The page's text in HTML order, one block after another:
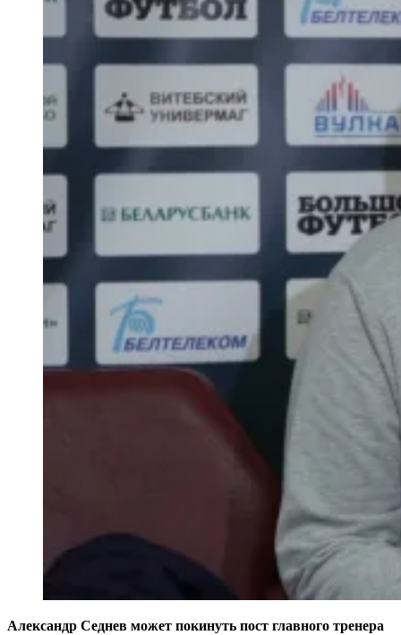
Александр Седнев может покинуть пост главного тренера